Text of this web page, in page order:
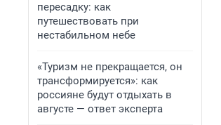
пересадку: как
путешествовать при
нестабильном небе
«Туризм не прекращается, он
трансформируется»: как
россияне будут отдыхать в
августе — ответ эксперта